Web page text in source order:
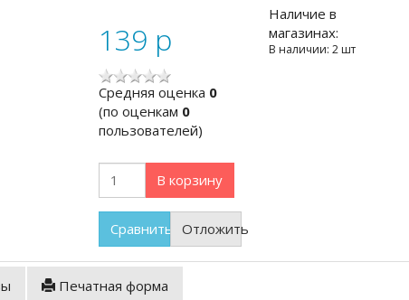
139 p
Cредняя оценка 0
(по оценкам 0
пользователей)
В корзину
Сравнить Отложить
Наличие в
магазинах:
В наличии: 2 шт
Печатная форма